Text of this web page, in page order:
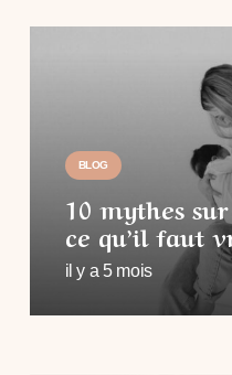
BLOG
10 mythes
ce qu’il faut
il y a 5 mois